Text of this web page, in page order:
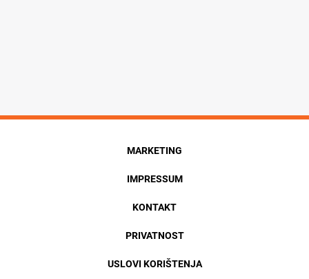
MARKETING
IMPRESSUM
KONTAKT
PRIVATNOST
USLOVI KORIŠTENJA